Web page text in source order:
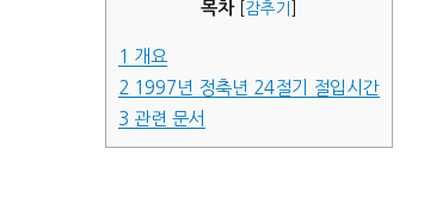
목차 감추기
1 개요
2 1997년 정축년 24절기 절입시간
3 관련 문서